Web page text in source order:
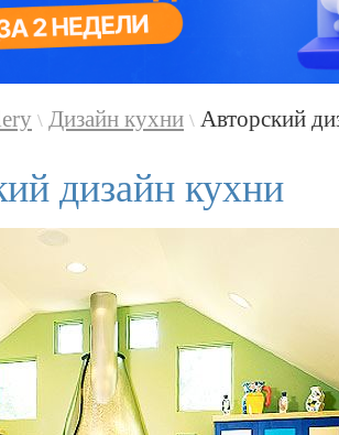
\ Дизайн кухни \ Авторский
дизайн кухни